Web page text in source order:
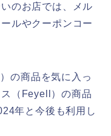
のお店では、メル
ルやクーポンコー
の商品を気に入っ
（Feyell）の商品
年と今後も利用し